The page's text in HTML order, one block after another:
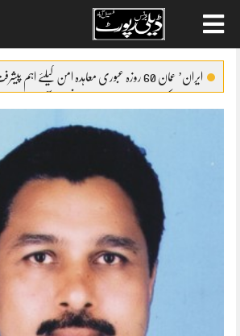
contentایران’ عمان 60 روزہ عبوری معاہدہ امن کیلئے اہم پیشرفت (اداریہ)
ایس ایس سی امتحانات 2026ء کا شیڈول جاری
پنشن فنڈز کی سرمایہ کاری سے خزانے کو نقصان
انکوائری شروع
گندم آٹے کا بحران تیل سے بھی بڑا ہو چکا ہے